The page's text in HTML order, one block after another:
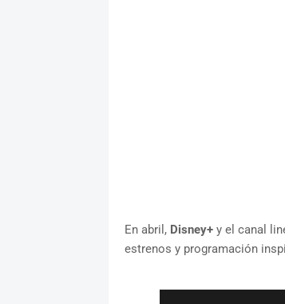
En abril, Disney+y el canal
estrenos y programación